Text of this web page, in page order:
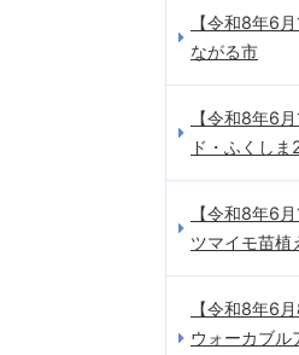
【令和8年6
ながる市
【令和8年6
ド・ふくし
【令和8年6
ツマイモ苗植
【令和8年6
ウォーカブル